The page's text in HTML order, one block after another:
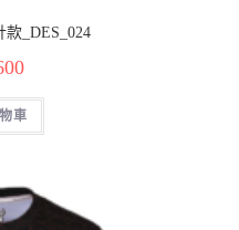
_DES_024
車